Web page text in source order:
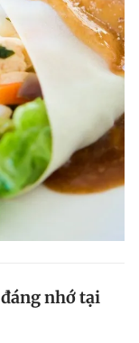
nhớ tại